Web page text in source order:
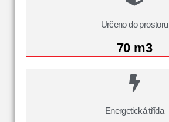
Určeno do prostoru
70 m3
Energetická třída